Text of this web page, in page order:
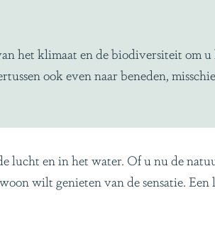
het klimaat en de biodiversiteit om u
ook even naar beneden,
lucht en in het water. Of u nu de
wilt genieten van de sensatie. Een